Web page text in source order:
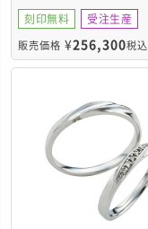
刻印無料 受注生産
販売価格 ¥256,300税込